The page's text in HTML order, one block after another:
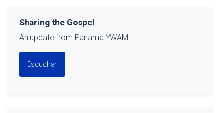
Sharing the Gospel
An update from Panama YWAM
Escuchar